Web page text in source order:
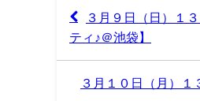
３月９日（日）１
ティ♪＠池袋】
３月１０日（月）